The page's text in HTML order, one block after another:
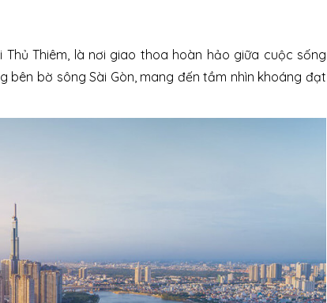
Thiêm, là nơi giao thoa hoàn hảo giữa cuộc sống
bên bờ sông Sài Gòn, mang đến tầm nhìn khoáng đạt